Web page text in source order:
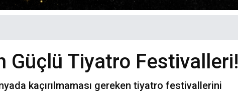
Güçlü Tiyatro Festivalleri!
kaçırılmaması gereken tiyatro festivallerini